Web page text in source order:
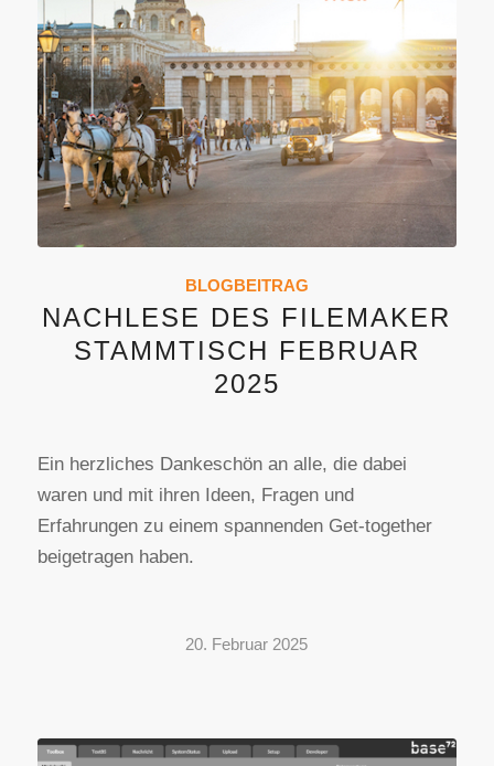
BLOGBEITRAG
NACHLESE DES FILEMAKER
STAMMTISCH FEBRUAR
2025
Ein herzliches Dankeschön an alle, die dabei
waren und mit ihren Ideen, Fragen und
Erfahrungen zu einem spannenden Get-together
beigetragen haben.
20. Februar 2025